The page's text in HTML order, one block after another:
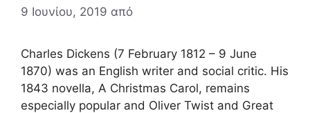
9 Ιουνίου, 2019 από
Charles Dickens (7 February 1812 – 9 June
1870) was an English writer and social critic. His
1843 novella, A Christmas Carol, remains
especially popular and Oliver Twist and Great